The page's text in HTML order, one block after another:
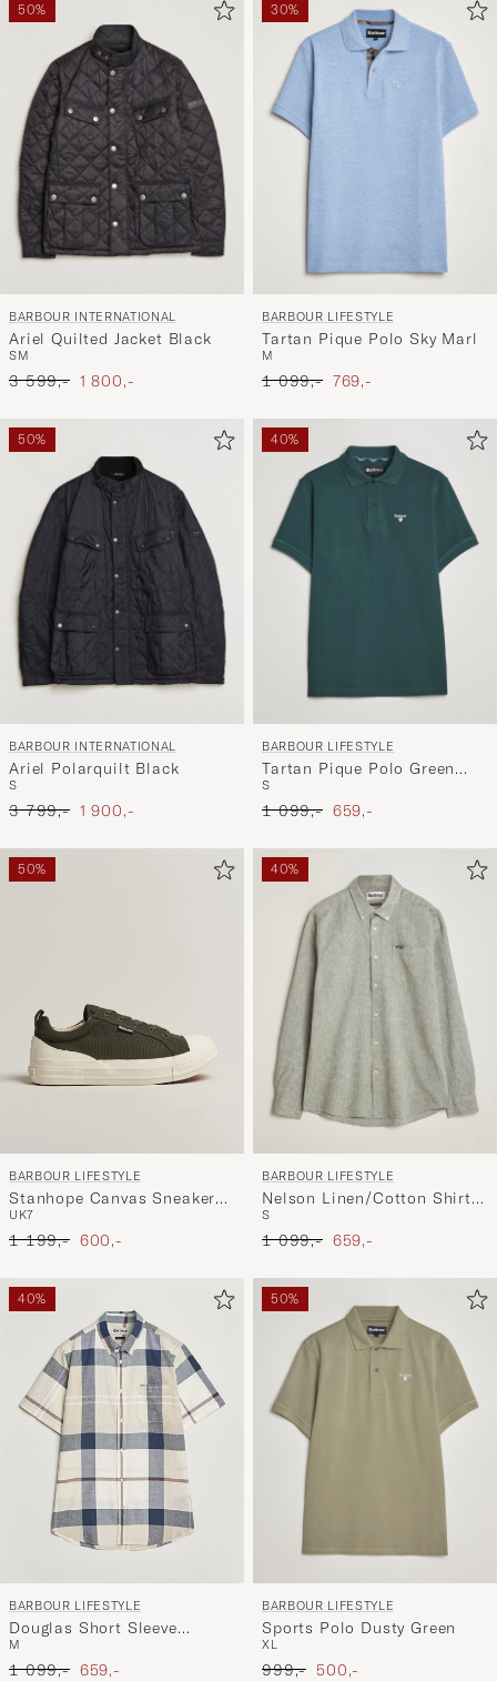
50%
BARBOUR INTERNATIONAL
Ariel Quilted Jacket Black
SM
Ordinær pris
3 599,- Nedsatt pris
1 800,-
30%
BARBOUR LIFESTYLE
Tartan Pique Polo Sky Marl
M
Ordinær pris
1 099,- Nedsatt pris
769,-
50%
BARBOUR INTERNATIONAL
Ariel Polarquilt Black
S
Ordinær pris
3 799,- Nedsatt pris
1 900,-
40%
BARBOUR LIFESTYLE
Tartan Pique Polo Green
Gables
S
Ordinær pris
1 099,- Nedsatt pris
659,-
50%
BARBOUR LIFESTYLE
Stanhope Canvas Sneakers
Olive
UK7
Ordinær pris
1 199,- Nedsatt pris
600,-
40%
BARBOUR LIFESTYLE
Nelson Linen/Cotton Shirt
Bleached Olive
S
Ordinær pris
1 099,- Nedsatt pris
659,-
40%
BARBOUR LIFESTYLE
Douglas Short Sleeve
Tailored Shirt Oban Mist
Tartan
M
Ordinær pris
1 099,- Nedsatt pris
659,-
50%
BARBOUR LIFESTYLE
Sports Polo Dusty Green
XL
Ordinær pris
999,- Nedsatt pris
500,-